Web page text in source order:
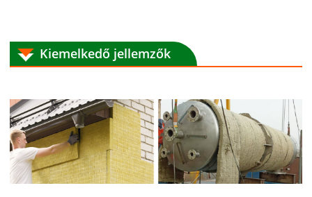
Kiemelkedő jellemzők